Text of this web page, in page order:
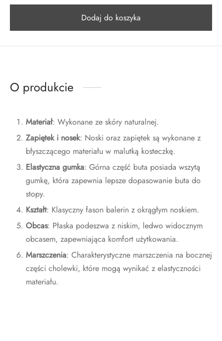
Dodaj do koszyka
O produkcie
Materiał: Wykonane ze skóry naturalnej.
Zapiętek i nosek: Noski oraz zapiętek są wykonane z
błyszczącego materiału w malutką kosteczkę.
Elastyczna gumka: Górna część buta posiada wszytą
gumkę, która zapewnia lepsze dopasowanie buta do
stopy.
Kształt: Klasyczny fason balerin z okrągłym noskiem.
Obcas: Płaska podeszwa z niskim, ledwo widocznym
obcasem, zapewniająca komfort użytkowania.
Marszczenia: Charakterystyczne marszczenia na bocznej
części cholewki, które mogą wynikać z elastyczności
materiału.